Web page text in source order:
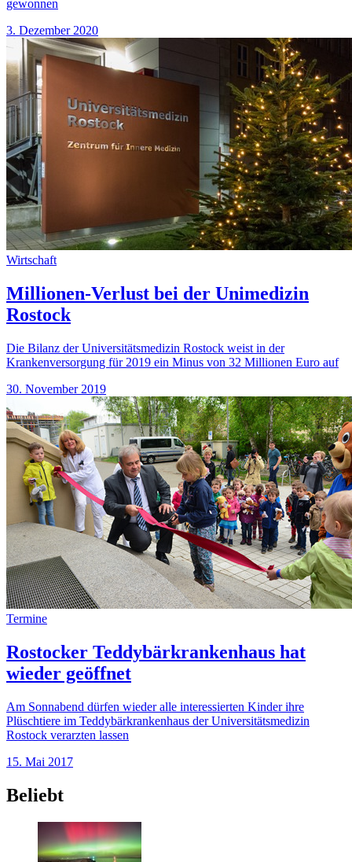
gewonnen
3. Dezember 2020
Wirtschaft
Millionen-Verlust bei der Unimedizin
Rostock
Die Bilanz der Universitätsmedizin Rostock weist in der
Krankenversorgung für 2019 ein Minus von 32 Millionen Euro auf
30. November 2019
Termine
Rostocker Teddybärkrankenhaus hat
wieder geöffnet
Am Sonnabend dürfen wieder alle interessierten Kinder ihre
Plüschtiere im Teddybärkrankenhaus der Universitätsmedizin
Rostock verarzten lassen
15. Mai 2017
Beliebt